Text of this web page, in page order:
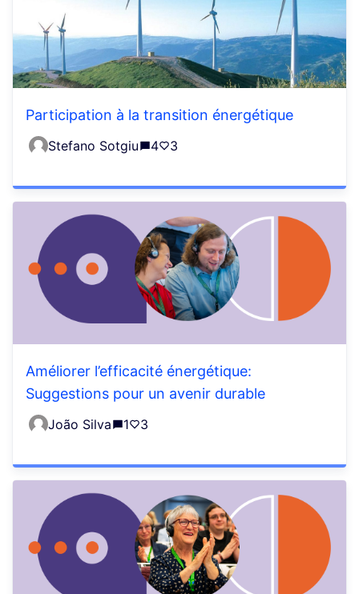
Participation à la transition énergétique
Stefano Sotgiu 4 3
Améliorer l’efficacité énergétique:
Suggestions pour un avenir durable
João Silva 1 3